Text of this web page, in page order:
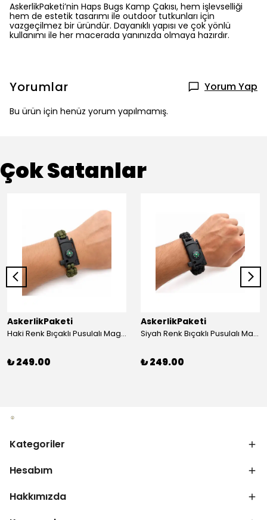
AskerlikPaketi’nin Haps Bugs Kamp Çakısı, hem işlevselliği
hem de estetik tasarımı ile outdoor tutkunları için
vazgeçilmez bir üründür. Dayanıklı yapısı ve çok yönlü
kullanımı ile her macerada yanınızda olmaya hazırdır.
Yorumlar Yorum Yap
Bu ürün için henüz yorum yapılmamış.
Çok Satanlar
AskerlikPaketi
Haki Renk Bıçaklı Pusulalı Magnezyum Çubuklu Düdüklü Paracord Bileklik
₺ 249.00
AskerlikPaketi
Siyah Renk Bıçaklı Pusulalı Magnezyum Çubuklu Düdüklü Paracord Bileklik
₺ 249.00
Kategoriler
Hesabım
Hakkımızda